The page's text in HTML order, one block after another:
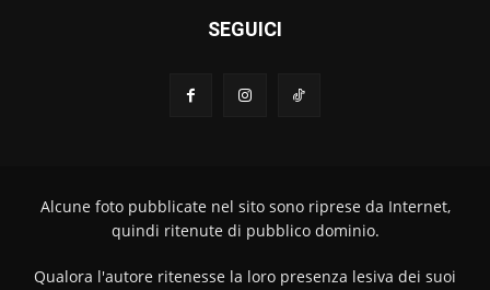
SEGUICI
Alcune foto pubblicate nel sito sono riprese da Internet,
quindi ritenute di pubblico dominio.
Qualora l'autore ritenesse la loro presenza lesiva dei suoi